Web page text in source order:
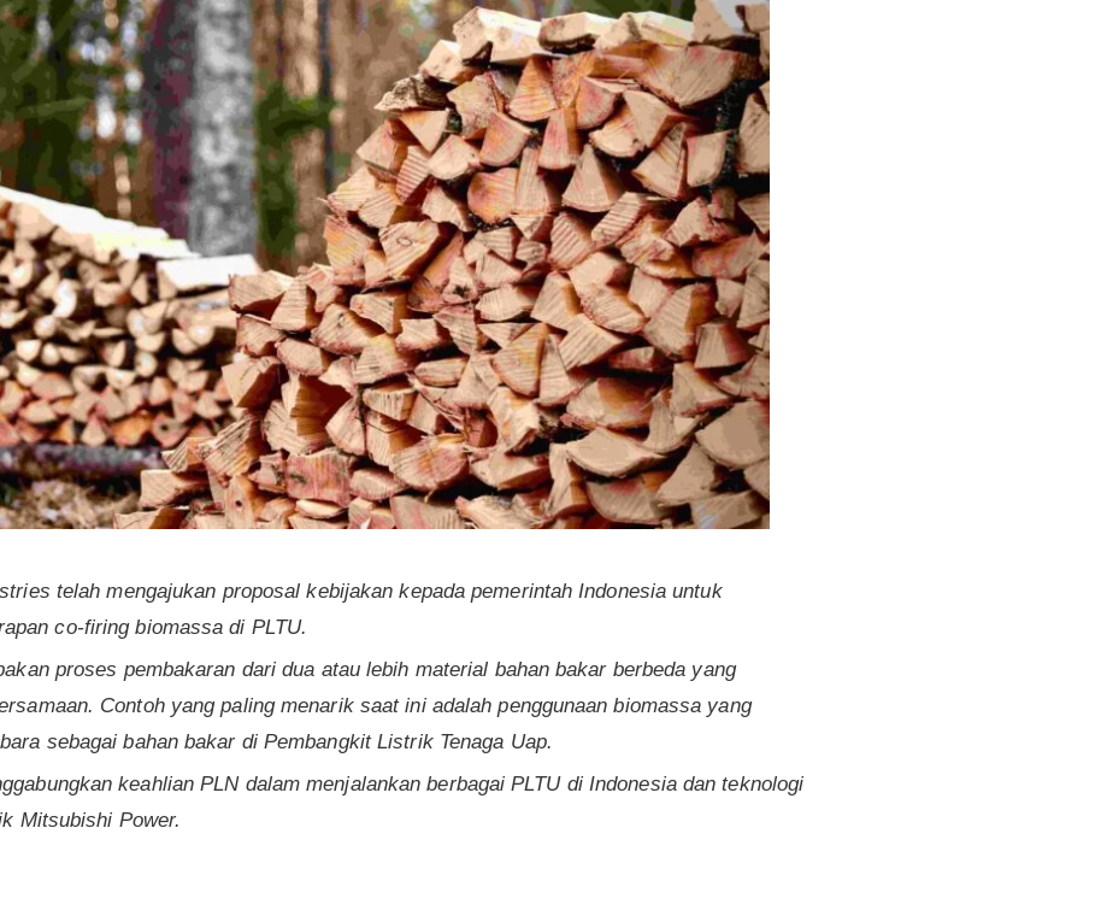
telah mengajukan proposal kebijakan kepada pemerintah Indonesia untuk
co-firing biomassa di PLTU.
proses pembakaran dari dua atau lebih material bahan bakar berbeda yang
Contoh yang paling menarik saat ini adalah penggunaan biomassa yang
sebagai bahan bakar di Pembangkit Listrik Tenaga Uap.
keahlian PLN dalam menjalankan berbagai PLTU di Indonesia dan teknologi
Mitsubishi Power.